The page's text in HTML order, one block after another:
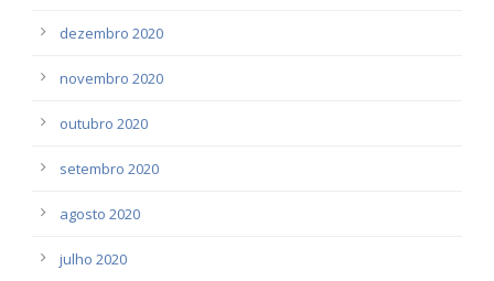
dezembro 2020
novembro 2020
outubro 2020
setembro 2020
agosto 2020
julho 2020